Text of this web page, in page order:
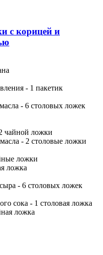
с корицей и
- 1 пакетик
- 6 столовых ложек
чайной ложки
- 2 столовые ложки
ложки
ложка
- 6 столовых ложек
сока - 1 столовая ложка
ложка